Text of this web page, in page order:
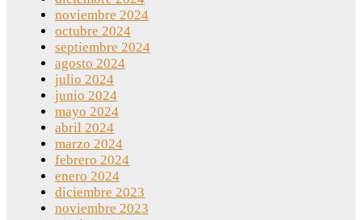
noviembre 2024
octubre 2024
septiembre 2024
agosto 2024
julio 2024
junio 2024
mayo 2024
abril 2024
marzo 2024
febrero 2024
enero 2024
diciembre 2023
noviembre 2023